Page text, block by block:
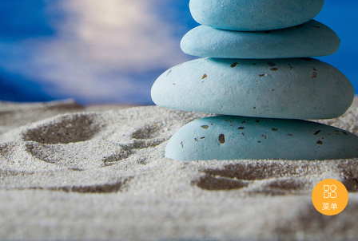

菜单